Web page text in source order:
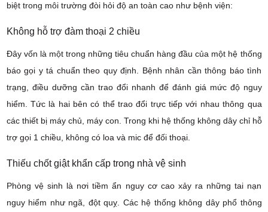
biệt trong môi trường đòi hỏi độ an toàn cao như bệnh viện:
Không hỗ trợ đàm thoại 2 chiều
Đây vốn là một trong những tiêu chuẩn hàng đầu của một hệ thống
báo gọi y tá chuẩn theo quy định. Bệnh nhân cần thông báo tình
trạng, điều dưỡng cần trao đổi nhanh để đánh giá mức độ nguy
hiểm. Tức là hai bên có thể trao đổi trực tiếp với nhau thông qua
các thiết bị máy chủ, máy con. Trong khi hệ thống không dây chỉ hỗ
trợ gọi 1 chiều, không có loa và mic để đối thoại.
Thiếu chốt giật khẩn cấp trong nhà vệ sinh
Phòng vệ sinh là nơi tiềm ẩn nguy cơ cao xảy ra những tai nạn
nguy hiểm như ngã, đột quỵ. Các hệ thống không dây phổ thông